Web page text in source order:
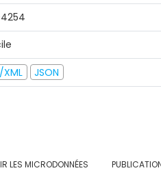
XML
JSON
LES MICRODONNÉES